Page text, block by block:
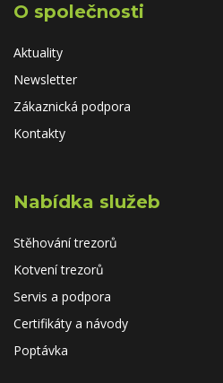
O společnosti
Aktuality
Newsletter
Zákaznická podpora
Kontakty
Nabídka služeb
Stěhování trezorů
Kotvení trezorů
Servis a podpora
Certifikáty a návody
Poptávka